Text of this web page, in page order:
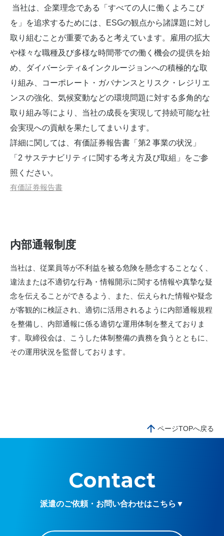
当社は、企業理念である「すべての人に働くよろこび
を」を追求するためには、ESGの観点から諸課題に対し
取り組むことが重要であると考えています。雇用の拡大
や様々な職種及び多様な時間帯での働く機会の提供を始
め、ダイバーシティ&インクルージョンへの積極的な取
り組み、コーポレート・ガバナンスとリスク・レジリエ
ンスの強化、気候変動などの環境問題に対する多角的な
取り組み等により、当社の成長を実現して持続可能な社
会実現への貢献を果たしてまいります。
詳細に関しては、有価証券報告書「第2 事業の状況」
「2 サステナビリティに関する考え方及び取組」をご参
照ください。
有価証券報告書
内部通報制度
当社は、従業員等が不利益を被る危険を懸念することなく、
違法または不適切な行為・情報開示に関する情報や真摯な疑
念を伝えることができるよう、また、伝えられた情報や疑念
が客観的に検証され、適切に活用されるように内部通報規程
を整備し、内部通報に係る適切な運用体制を整えておりま
す。取締役会は、こうした体制整備の責務を負うとともに、
その運用状況を監督しております。
ページTOPへ戻る
Contact
派遣のご依頼・お問い合わせはこちら▼